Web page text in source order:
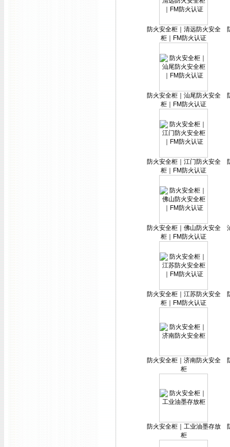
防火安全柜｜清远防火安全
柜｜FM防火认证
防火安全柜｜汕尾防火安全
柜｜FM防火认证
防火安全柜｜江门防火安全
柜｜FM防火认证
防火安全柜｜佛山防火安全
柜｜FM防火认证
防火安全柜｜江苏防火安全
柜｜FM防火认证
防火安全柜｜济南防火安全
柜
防火安全柜｜工业油墨存放
柜